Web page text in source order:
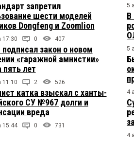
запретил
шести моделей
Dongfeng и Zoomlion
17:30 0 407
закон о новом
«гаражной амнистии»
лет
11:10 2 526
катка взыскал с ханты-
СУ №967 долги и
вреда
15:44 0 731
5
В
5
4
4